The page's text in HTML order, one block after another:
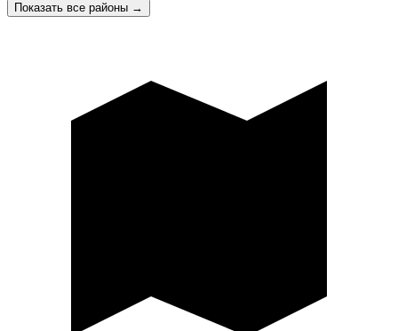
Показать все районы →